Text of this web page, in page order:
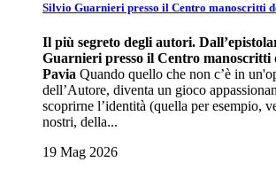
Silvio Guarnieri presso il Centro manoscritti
Il più segreto degli autori.
Guarnieri presso il Centro manoscritti
Pavia Quando quello che non c’è in
dell’Autore, diventa un gioco
scoprirne l’identità (quella per esempio,
nostri, della...
19 Mag 2026